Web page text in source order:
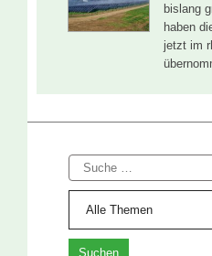
bislang
haben
jetzt im
Suche